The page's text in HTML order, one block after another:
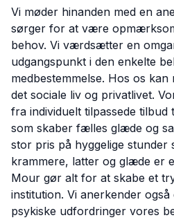
Vi møder hinanden med en
sørger for at være
behov. Vi værdsætter en
udgangspunkt i den enkelte
medbestemmelse. Hos os
det sociale liv og privatlivet.
fra individuelt tilpassede tilbud
som skaber fælles glæde og
stor pris på hyggelige stunder
krammere, latter og glæde er
Mour gør alt for at skabe et
institution. Vi anerkender
psykiske udfordringer vores